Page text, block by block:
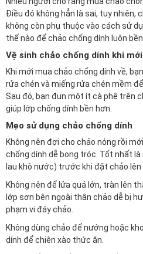
Điều đó không hẳn là sai, tuy nhiên,
không còn phụ thuộc vào cách sử
thế nào để chảo chống dính luôn
Vệ sinh chảo chống dính khi
Khi mới mua chảo chống dính về,
rửa chén và miếng rửa chén mềm
Sau đó, bạn đun một ít cà phê trên
giúp lớp chống dính bền hơn.
Mẹo sử dụng chảo chống dính
Không nên đợi cho chảo nóng rồi
chống dính dễ bong tróc. Tốt nhất
lau khô nước) trước khi đặt chảo lên
Không nên để lửa quá lớn, tràn lên
lớp sơn bên ngoài thân chảo dễ bị
phạm vi đáy chảo.
Không dùng chảo để nướng hoặc
dính để chiên xào thức ăn.